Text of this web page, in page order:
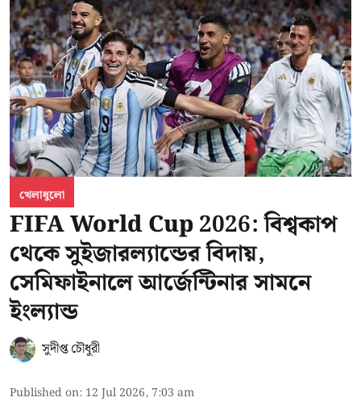
খেলাধুলো
FIFA World Cup 2026: বিশ্বকাপ
থেকে সুইজারল্যান্ডের বিদায়,
সেমিফাইনালে আর্জেন্টিনার সামনে
ইংল্যান্ড
সুদীপ্ত চৌধুরী
Published on: 12 Jul 2026, 7:03 am